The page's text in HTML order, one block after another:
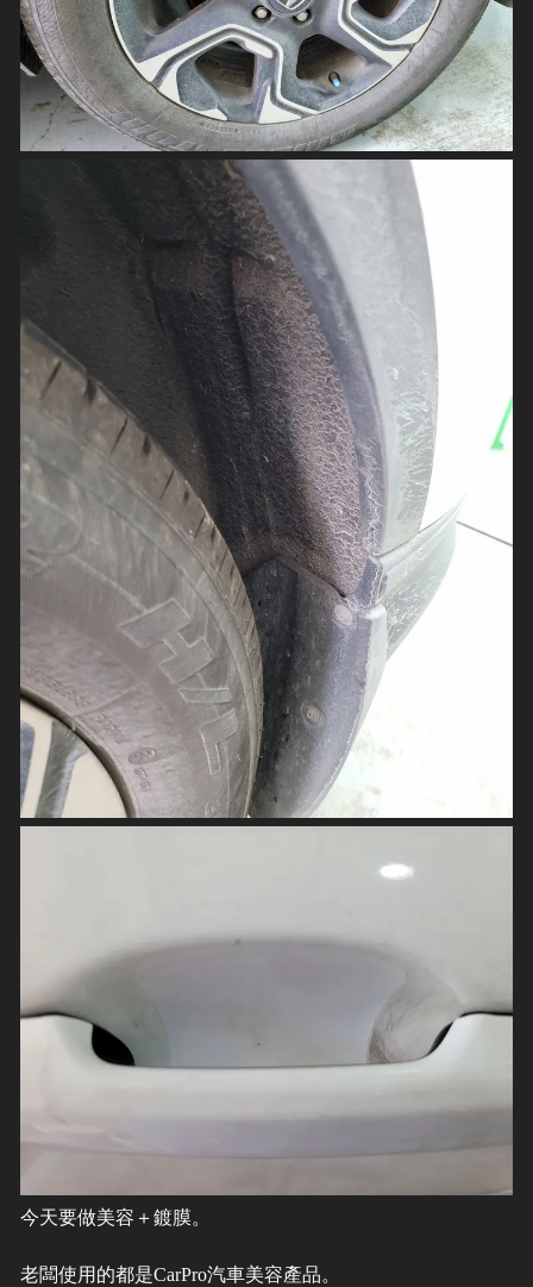
今天要做美容＋鍍膜。
老闆使用的都是CarPro汽車美容產品。